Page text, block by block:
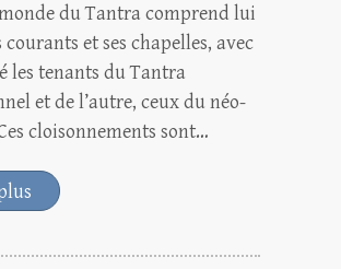
du Tantra comprend lui
courants et ses chapelles, avec
les tenants du Tantra
et de l’autre, ceux du néo-
cloisonnements sont…